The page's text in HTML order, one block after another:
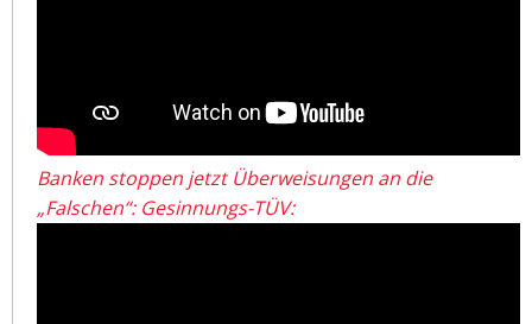
Banken stoppen jetzt Überweisungen an die
„Falschen“: Gesinnungs-TÜV: